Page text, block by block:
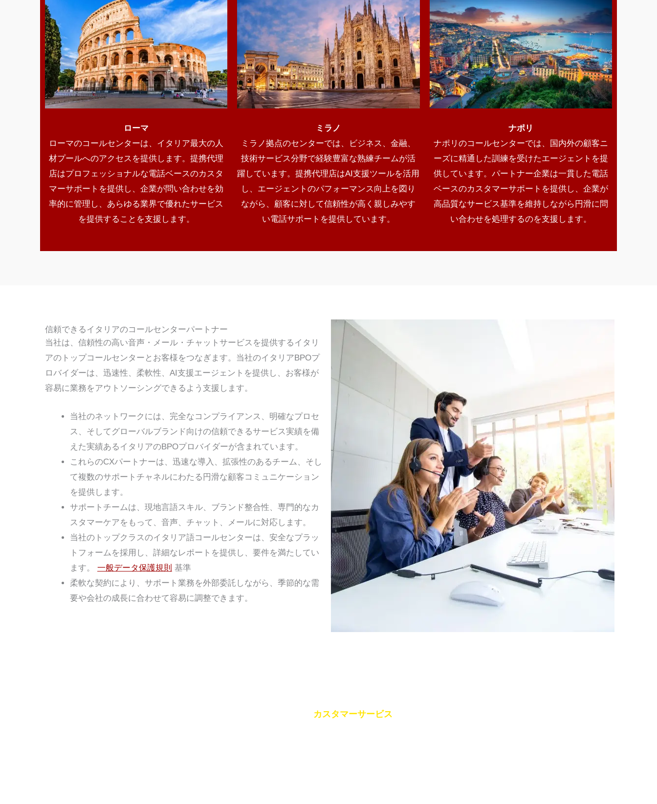
ローマ
ローマのコールセンターは、イタリア最大の人
材プールへのアクセスを提供します。提携代理
店はプロフェッショナルな電話ベースのカスタ
マーサポートを提供し、企業が問い合わせを効
率的に管理し、あらゆる業界で優れたサービス
を提供することを支援します。
ミラノ
ミラノ拠点のセンターでは、ビジネス、金融、
技術サービス分野で経験豊富な熟練チームが活
躍しています。提携代理店はAI支援ツールを活用
し、エージェントのパフォーマンス向上を図り
ながら、顧客に対して信頼性が高く親しみやす
い電話サポートを提供しています。
ナポリ
ナポリのコールセンターでは、国内外の顧客ニ
ーズに精通した訓練を受けたエージェントを提
供しています。パートナー企業は一貫した電話
ベースのカスタマーサポートを提供し、企業が
高品質なサービス基準を維持しながら円滑に問
い合わせを処理するのを支援します。
信頼できるイタリアのコールセンターパートナー
当社は、信頼性の高い音声・メール・チャットサービスを提供するイタリ
アのトップコールセンターとお客様をつなぎます。当社のイタリアBPOプ
ロバイダーは、迅速性、柔軟性、AI支援エージェントを提供し、お客様が
容易に業務をアウトソーシングできるよう支援します。
当社のネットワークには、完全なコンプライアンス、明確なプロセ
ス、そしてグローバルブランド向けの信頼できるサービス実績を備
えた実績あるイタリアのBPOプロバイダーが含まれています。
これらのCXパートナーは、迅速な導入、拡張性のあるチーム、そし
て複数のサポートチャネルにわたる円滑な顧客コミュニケーション
を提供します。
サポートチームは、現地言語スキル、ブランド整合性、専門的なカ
スタマーケアをもって、音声、チャット、メールに対応します。
当社のトップクラスのイタリア語コールセンターは、安全なプラッ
トフォームを採用し、詳細なレポートを提供し、要件を満たしてい
ます。 一般データ保護規則 基準
柔軟な契約により、サポート業務を外部委託しながら、季節的な需
要や会社の成長に合わせて容易に調整できます。
カスタマーサービス